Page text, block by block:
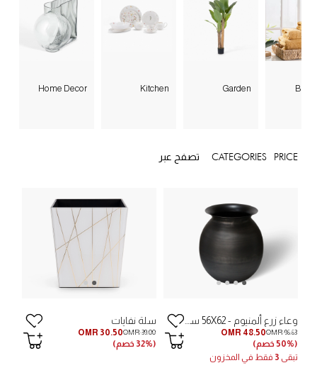
Home Decor Kitchen Garden
PRICE
CATEGORIES تصفح عبر
OMR 48.50OMR 96.63
(50% خصم)
تبقى 3 فقط في المخزون
سلة نفايات
OMR 30.50OMR 39.00
(32% خصم)